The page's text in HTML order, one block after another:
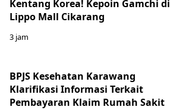
Kentang Korea! Kepoin Gamchi di
Lippo Mall Cikarang
3 jam
BPJS Kesehatan Karawang
Klarifikasi Informasi Terkait
Pembayaran Klaim Rumah Sakit